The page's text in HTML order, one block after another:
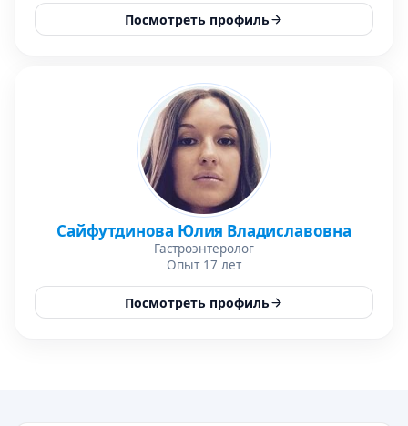
Посмотреть профиль
Сайфутдинова Юлия Владиславовна
Гастроэнтеролог
Опыт 17 лет
Посмотреть профиль